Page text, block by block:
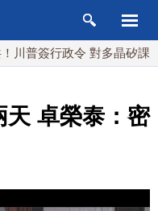
簽行政令 對多晶矽課15%關
天 卓榮泰：密